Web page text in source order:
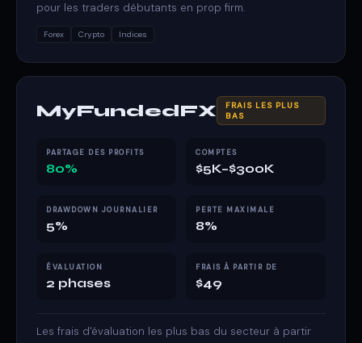
pour les traders débutants en prop firm.
Forex Crypto Indices
MyFundedFX
FRAIS LES PLUS
BAS
PARTAGE DES PROFITS
80%
COMPTES
$5K–$300K
DRAWDOWN JOURNALIER
5%
PERTE MAXIMALE
8%
ÉVALUATION
2 phases
FRAIS À PARTIR DE
$49
Les frais d'évaluation les plus bas du secteur à partir